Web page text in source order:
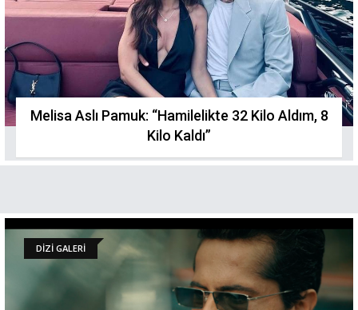
Melisa Aslı Pamuk: “Hamilelikte 32 Kilo Aldım, 8
Kilo Kaldı”
DİZİ GALERİ